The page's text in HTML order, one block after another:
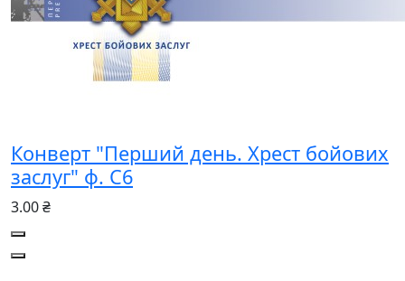
Конверт "Перший день. Хрест бойових
заслуг" ф. С6
3.00 ₴